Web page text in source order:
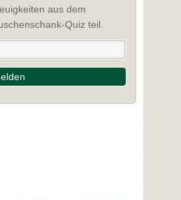
aus dem
Quiz teil.